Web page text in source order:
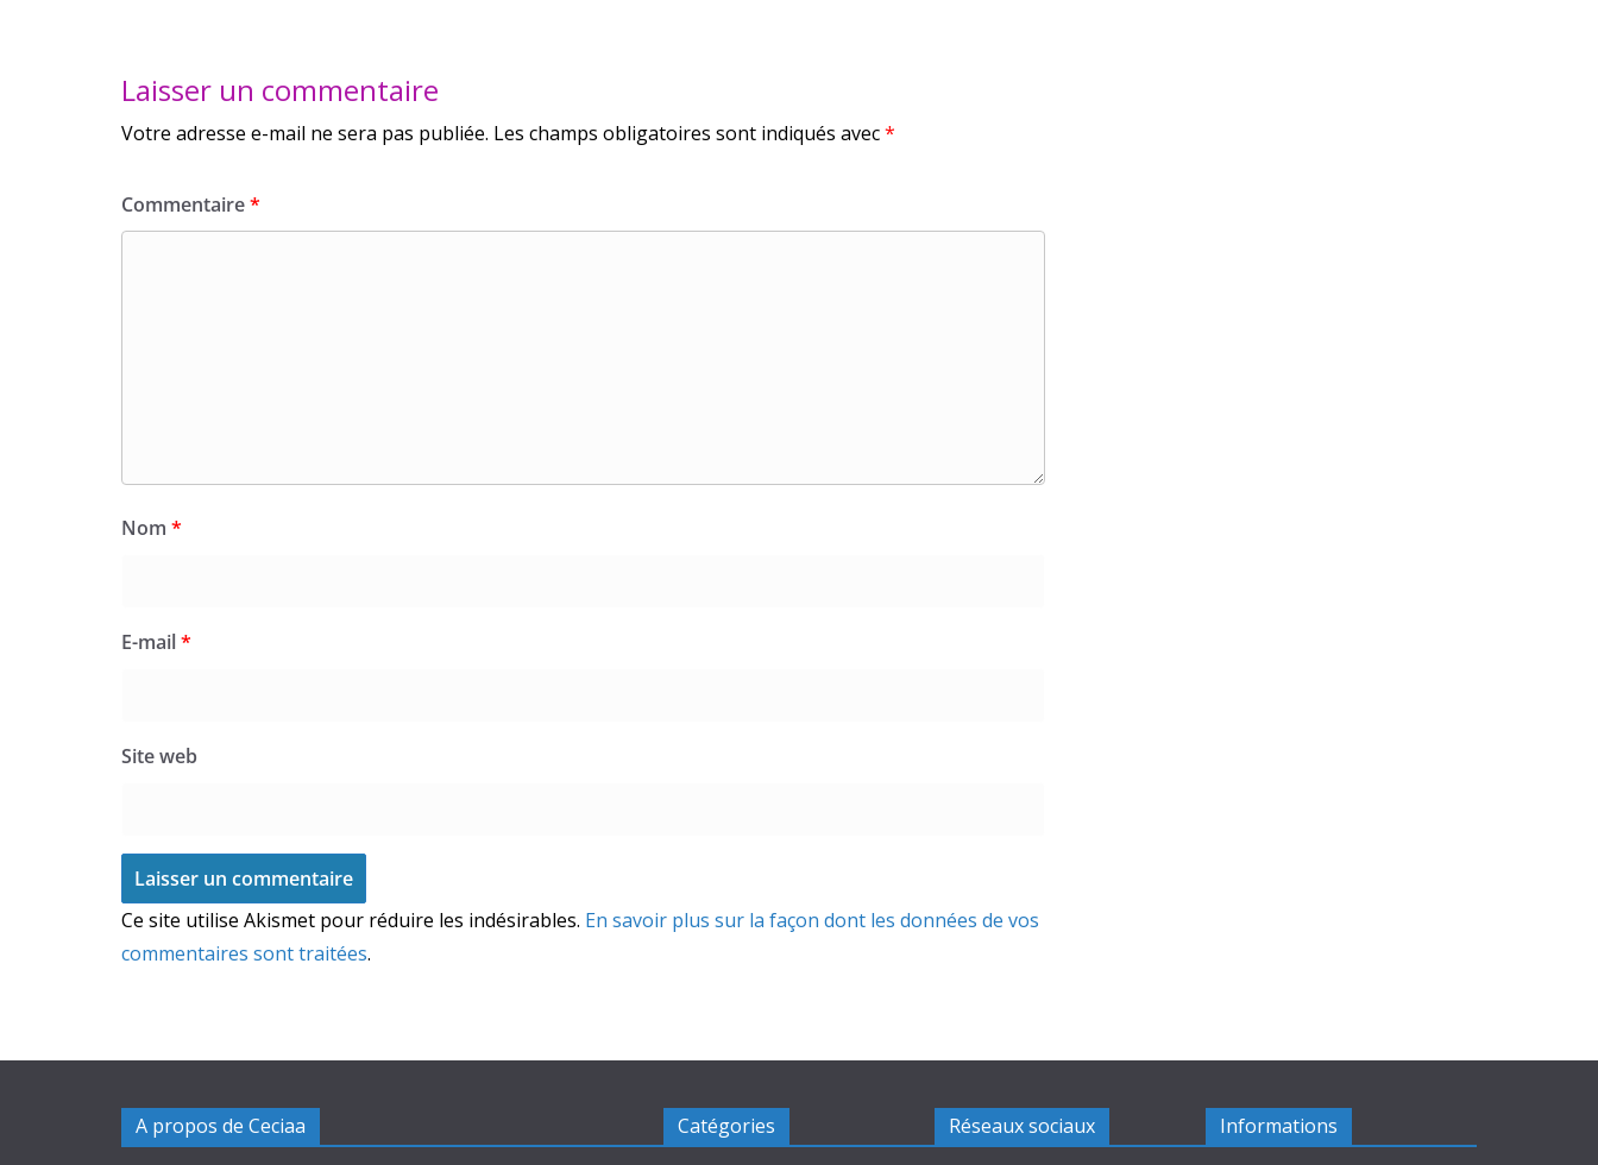
Laisser un commentaire
Votre adresse e-mail ne sera pas publiée. Les champs obligatoires sont indiqués avec*
Commentaire*
Nom *
E-mail*
Site web
Ce site utilise Akismet pour réduire les indésirables. En savoir plus sur la façon dont les données de vos
commentaires sont traitées.
A propos de Ceciaa Catégories Réseaux sociaux Informations